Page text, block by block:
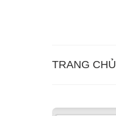
TRANG CHỦ